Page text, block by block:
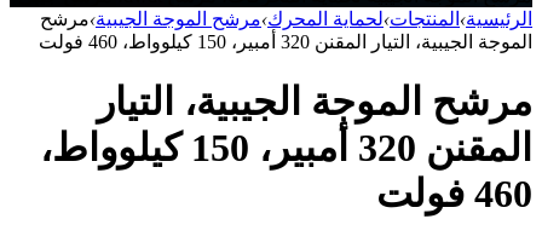
الرئيسية› المنتجات›لحماية المحرك›مرشح الموجة الجيبية›مرشح
الموجة الجيبية، التيار المقنن 320 أمبير، 150 كيلوواط، 460 فولت
مرشح الموجة الجيبية، التيار
المقنن 320 أمبير، 150 كيلوواط،
460 فولت